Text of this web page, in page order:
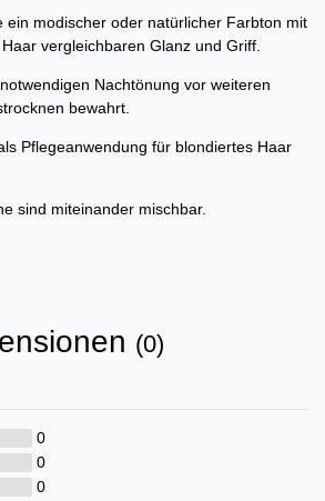
ein modischer oder natürlicher Farbton mit
vergleichbaren Glanz und Griff.
Nachtönung vor weiteren
bewahrt.
Pflegeanwendung für blondiertes Haar
sind miteinander mischbar.
(0)
0
0
0